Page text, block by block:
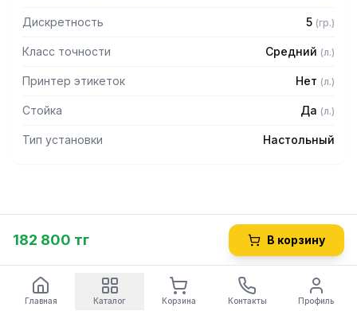
Дискретность 5 (гр.)
Класс точности Средний (л.)
Принтер этикеток Нет (л.)
Стойка Да (л.)
Тип установки Настольный
182 800 тг В корзину
Главная Каталог Корзина Контакты Профиль